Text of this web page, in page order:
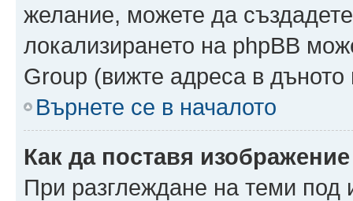
желание, можете да
локализирането на phpBB
Group (вижте адреса в дъното
Върнете се в началото
Как да поставя
При разглеждане на теми под